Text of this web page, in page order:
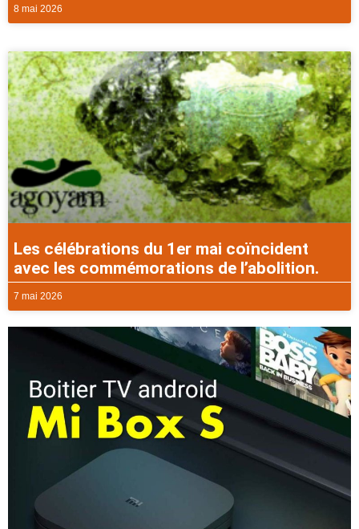
8 mai 2026
Les célébrations du 1er mai coïncident
avec les commémorations de l’abolition.
7 mai 2026